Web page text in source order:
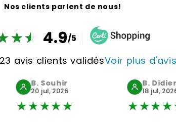
Nos clients parlent de nous!
★★
★ 4.9/5
avis clients validésVoir plus
B. Souhir
20 jul, 2026
★★★★★
B.
18 jul,
★★★★